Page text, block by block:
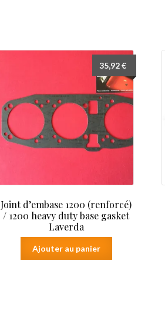
Joint d’embase 1200 (renforcé)
/ 1200 heavy duty base gasket
Laverda
35,92€
Ajouter au panier